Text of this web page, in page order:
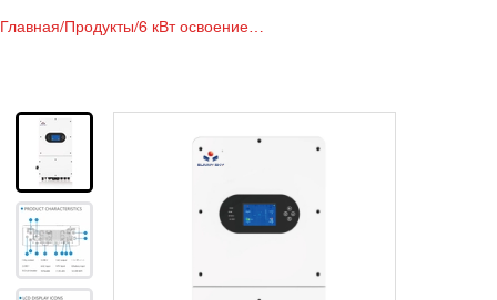
Главная/ Продукты/6 кВт освоение
двунаправленный инвертор